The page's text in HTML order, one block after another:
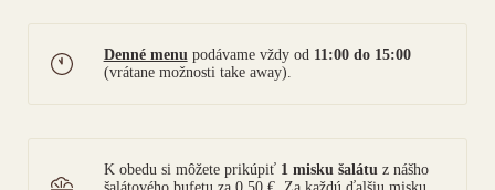
Denné menupodávame vždy od 11:00 do 15:00
(vrátane možnosti take away).
K obedu si môžete prikúpiť 1 misku šalátuz nášho